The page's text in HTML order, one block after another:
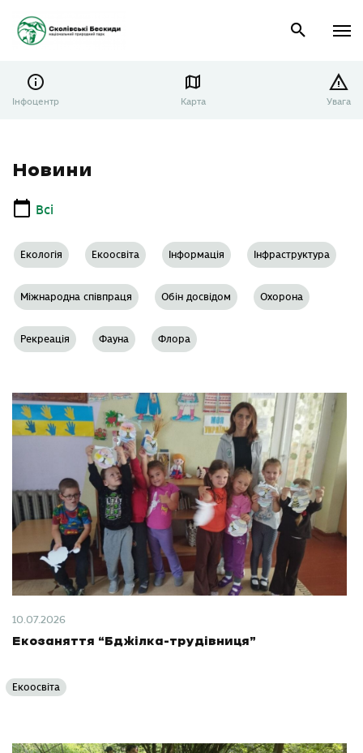
Інфоцентр Карта Увага
Головна
Новини
Всі
Екологія Екоосвіта Інформація Інфраструктура
Міжнародна співпраця Обін досвідом Охорона
Рекреація Фауна Флора
10.07.2026
Екозаняття “Бджілка-трудівниця”
Екоосвіта